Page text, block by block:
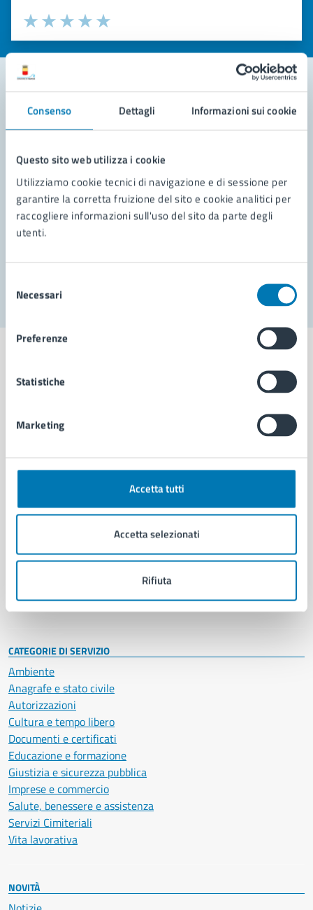
Consenso Dettagli Informazioni sui cookie
Questo sito web utilizza i cookie
Utilizziamo cookie tecnici di navigazione e di sessione per
garantire la corretta fruizione del sito e cookie analitici per
raccogliere informazioni sull'uso del sito da parte degli
utenti.
delNecessari
Preferenze
Statistiche
Marketing
Accetta tutti
Accetta selezionati
Rifiuta
Valuta la chiarezza delle informazioni (da 1 a 5 stelle)
Seleziona il numero di stelle per valutare la chiarezza delle
Valuta 5 stelle su 5
Valuta 4 stelle su 5
Valuta 3 stelle su 5
Valuta 2 stelle su 5
Valuta 1 stelle su 5
Contatta il comune
Richiedi assistenza
Prenota appuntamento
Problemi in città
Aree amministrative
Uffici
Politici
Intranet, posta aziendale e protocollo
CATEGORIE DI SERVIZIO
Ambiente
Anagrafe e stato civile
Autorizzazioni
Cultura e tempo libero
Documenti e certificati
Educazione e formazione
Giustizia e sicurezza pubblica
Imprese e commercio
Salute, benessere e assistenza
Servizi Cimiteriali
Vita lavorativa
NOVITÀ